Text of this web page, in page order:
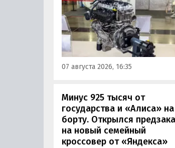
получивший индекс 414320.
Корреспонденту
«Автоновостей дня» удалось
лично ознакомиться с
новинкой на выставке
«Иннопром» в Екатеринбурге.
07 августа 2026, 16:35
Минус 925 тысяч от
государства и «Алиса» на
борту. Открылся
на новый семейный
кроссовер от «Яндекса»